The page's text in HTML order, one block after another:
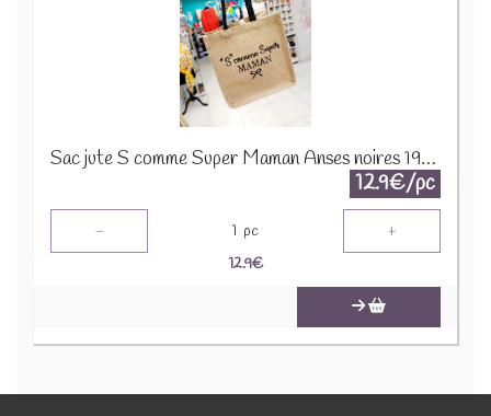
Sac jute S comme Super Maman Anses noires 19731
12.9€/pc
- 1 pc +
12.9€